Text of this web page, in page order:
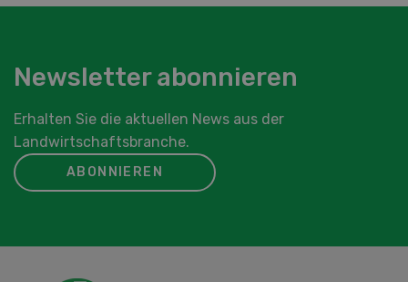
Newsletter abonnieren
Erhalten Sie die aktuellen News aus der
Landwirtschaftsbranche.
ABONNIEREN